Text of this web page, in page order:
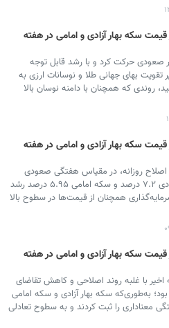
قیمت سکه بهار آزادی و امامی در هفته
صعودی حرکت کرد و با رشد قابل توجه
تقویت بهای جهانی طلا و نوسانات ارزی به
روندی که همچنان با دامنه نوسان بالا
قیمت سکه بهار آزادی و امامی در هفته
اصلاح روزانه، در مقیاس هفتگی صعودی
ماند؛ سکه بهار آزادی ۷.۲ درصد و سکه امامی ۵.۹۵ درصد رشد
همچنان از قیمت‌ها در سطوح بالا
قیمت سکه بهار آزادی و امامی در هفته
اخیر با غلبه روند اصلاحی و کاهش تقاضای
بود؛ به‌طوری‌که سکه بهار آزادی و سکه امامی
معناداری را ثبت کردند و به سطوح تعادلی